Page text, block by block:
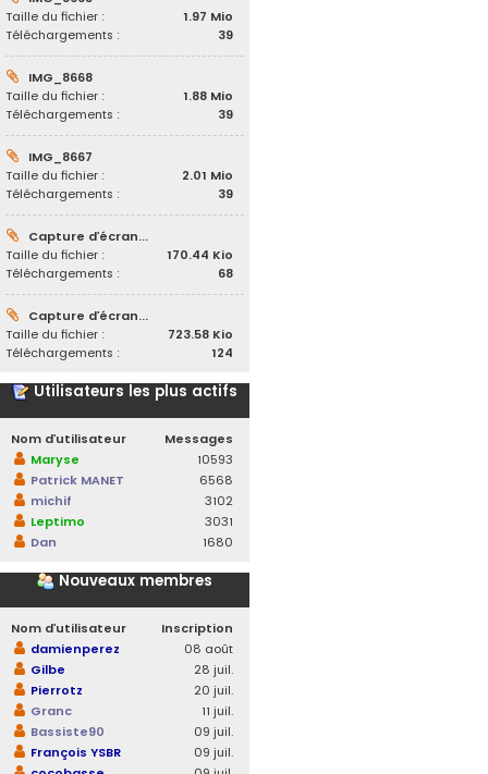
Taille du fichier :
1.97 Mio
Téléchargements :
39
IMG_8668
Taille du fichier :
1.88 Mio
Téléchargements :
39
IMG_8667
Taille du fichier :
2.01 Mio
Téléchargements :
39
Capture d’écran...
Taille du fichier :
170.44 Kio
Téléchargements :
68
Capture d’écran...
Taille du fichier :
723.58 Kio
Téléchargements :
124
Utilisateurs les plus actifs
Nom d’utilisateur
Messages
Maryse
10593
Patrick MANET
6568
michif
3102
Leptimo
3031
Dan
1680
Nouveaux membres
Nom d’utilisateur
Inscription
damienperez
08 août
Gilbe
28 juil.
Pierrotz
20 juil.
Granc
11 juil.
Bassiste90
09 juil.
François YSBR
09 juil.